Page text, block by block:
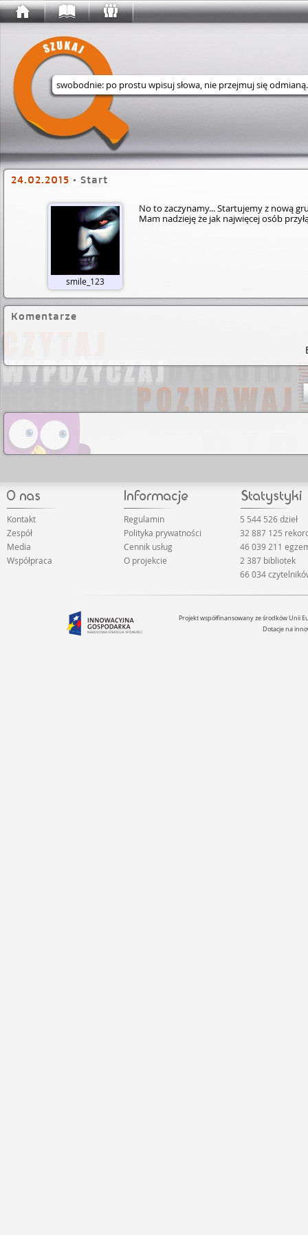
Wyszukaj w serwisie
24.02.2015 • Start
smile_123
No to zaczynamy... Startujemy z nową
Mam nadzieję że jak najwięcej osób
Komentarze
Kontakt
Zespół
Media
Współpraca
Regulamin
Polityka prywatności
Cennik usług
O projekcie
5 544 526 dzieł
32 887 125
46 039 211
2 387 bibliotek
66 034
Projekt współfinansowany ze środków Unii
Dotacje na